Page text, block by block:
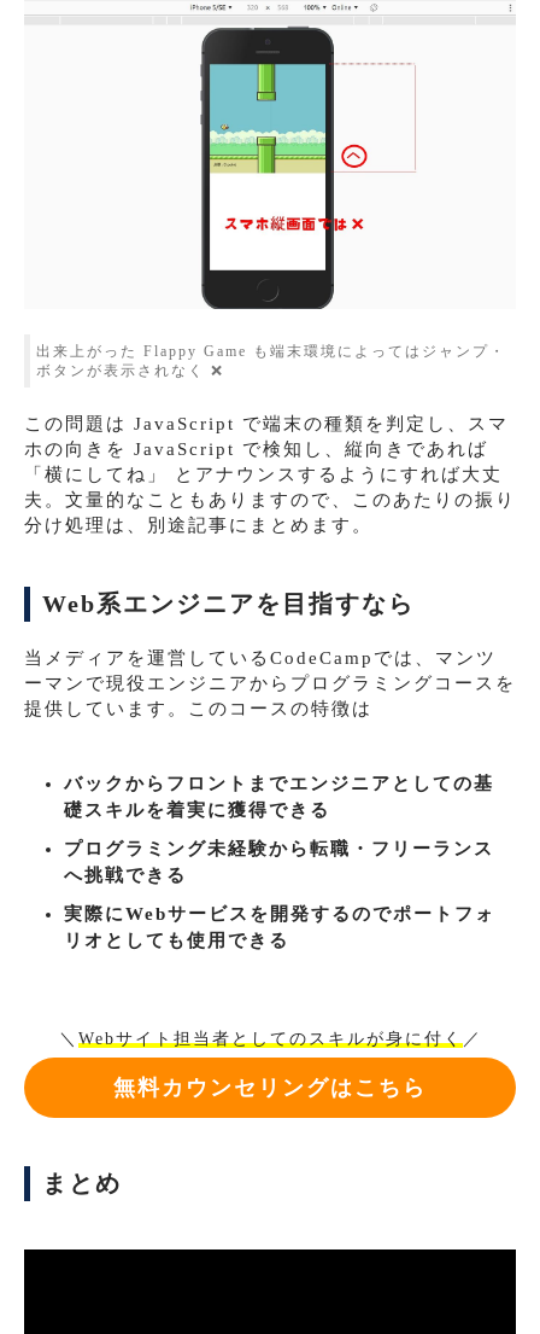
出来上がった Flappy Game も端末環境によってはジャンプ・
ボタンが表示されなく ❌
この問題は JavaScript で端末の種類を判定し、スマ
ホの向きを JavaScript で検知し、縦向きであれば
「横にしてね」 とアナウンスするようにすれば大丈
夫。文量的なこともありますので、このあたりの振り
分け処理は、別途記事にまとめます。
Web系エンジニアを目指すなら
当メディアを運営しているCodeCampでは、マンツ
ーマンで現役エンジニアからプログラミングコースを
提供しています。このコースの特徴は
バックからフロントまでエンジニアとしての基
礎スキルを着実に獲得できる
プログラミング未経験から転職・フリーランス
へ挑戦できる
実際にWebサービスを開発するのでポートフォ
リオとしても使用できる
＼ Webサイト担当者としてのスキルが身に付く／
無料カウンセリングはこちら
まとめ